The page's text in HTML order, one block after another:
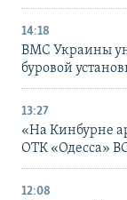
14:18
ВМС Украины
буровой
13:27
«На Кинбурне
ОТК «Одесса»
12:08